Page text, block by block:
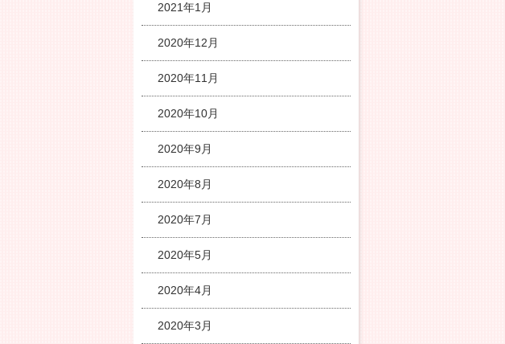
2021年1月
2020年12月
2020年11月
2020年10月
2020年9月
2020年8月
2020年7月
2020年5月
2020年4月
2020年3月